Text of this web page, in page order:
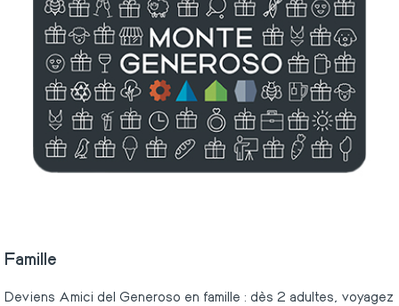
Famille
Deviens Amici del Generoso en famille : dès 2 adultes, voyagez